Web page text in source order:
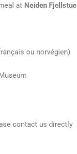
at Neiden Fjellstue
ou norvégien)
contact us directly